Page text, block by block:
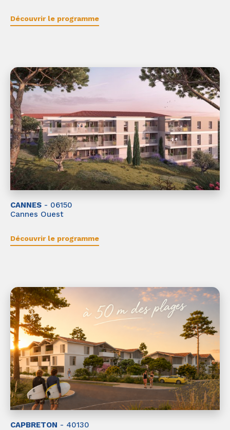
Découvrir le programme
CANNES - 06150
Cannes Ouest
Découvrir le programme
CAPBRETON - 40130